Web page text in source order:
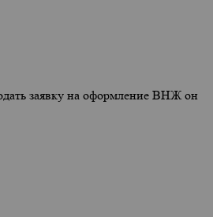
заявку на оформление ВНЖ он